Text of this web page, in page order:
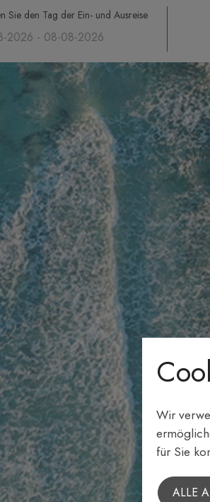
Sie den Tag der Ein- und Ausreise
Wir
für Sie
ALLE